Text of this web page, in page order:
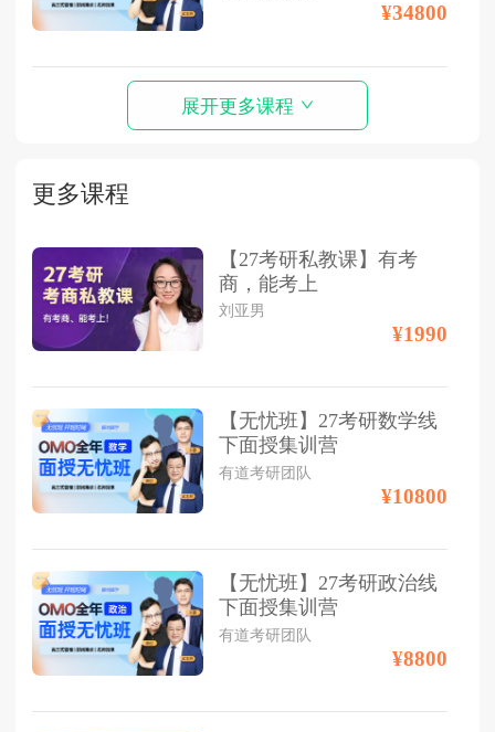
¥34800
展开更多课程
更多课程
【27考研私教课】有考
商，能考上
刘亚男
¥1990
【无忧班】27考研数学线
下面授集训营
有道考研团队
¥10800
【无忧班】27考研政治线
下面授集训营
有道考研团队
¥8800